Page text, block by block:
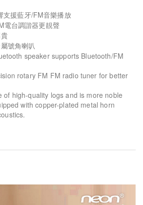
支援藍牙/FM音樂播放
電台調諧器更靚聲
號角喇叭
speaker supports Bluetooth/FM
rotary FM FM radio tuner for better
of high-quality logs and is more noble
with copper-plated metal horn